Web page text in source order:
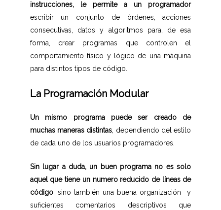
instrucciones, le permite a un programador
escribir un conjunto de órdenes, acciones
consecutivas, datos y algoritmos para, de esa
forma, crear programas que controlen el
comportamiento físico y lógico de una máquina
para distintos tipos de código.
La Programación Modular
Un mismo programa puede ser creado de
muchas maneras distintas , dependiendo del estilo
de cada uno de los usuarios programadores.
Sin lugar a duda, un buen programa no es solo
aquel que tiene un numero reducido de líneas de
código, sino también una buena organización y
suficientes comentarios descriptivos que